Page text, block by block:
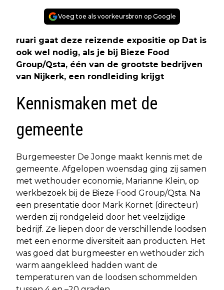
Voeg toe als voorkeursbron op Google
ruari gaat deze reizende expositie op Dat is
ook wel nodig, als je bij Bieze Food
Group/Qsta, één van de grootste bedrijven
van Nijkerk, een rondleiding krijgt
Kennismaken met de
gemeente
Burgemeester De Jonge maakt kennis met de
gemeente. Afgelopen woensdag ging zij samen
met wethouder economie, Marianne Klein, op
werkbezoek bij de Bieze Food Group/Qsta. Na
een presentatie door Mark Kornet (directeur)
werden zij rondgeleid door het veelzijdige
bedrijf. Ze liepen door de verschillende loodsen
met een enorme diversiteit aan producten. Het
was goed dat burgmeester en wethouder zich
warm aangekleed hadden want de
temperaturen van de loodsen schommelden